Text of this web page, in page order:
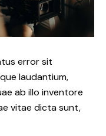
error sit
laudantium,
ab illo inventore
vitae dicta sunt,